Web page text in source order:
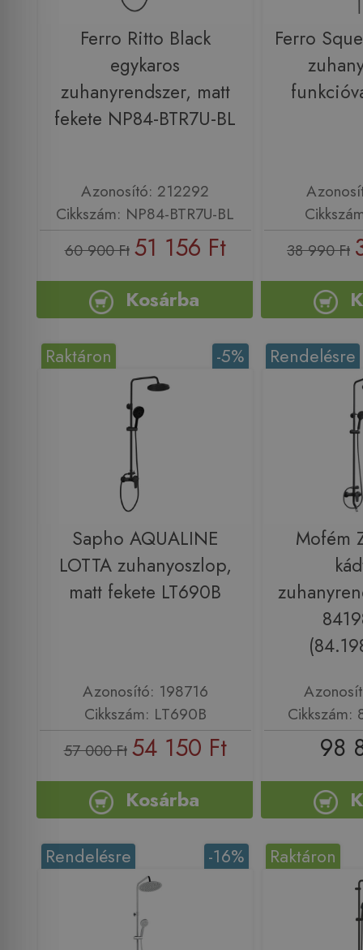
Ferro Ritto Black
egykaros
zuhanyrendszer, matt
fekete NP84-BTR7U-BL
Azonosító: 212292
Cikkszám: NP84-BTR7U-BL
60 900 Ft 51 156 Ft
Kosárba
Ferro
38 990 Ft
-5%
Raktáron
Sapho AQUALINE
LOTTA zuhanyoszlop,
matt fekete LT690B
Azonosító: 198716
Cikkszám: LT690B
57 000 Ft 54 150 Ft
Kosárba
Rendelésre
Mofém
98
-16%
Rendelésre Raktáron